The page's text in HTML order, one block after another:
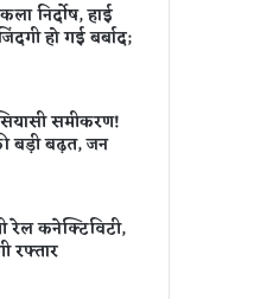
निर्दोष, हाई
हो गई बर्बाद;
समीकरण!
बड़ी बढ़त, जन
रेल कनेक्टिविटी,
रफ्तार